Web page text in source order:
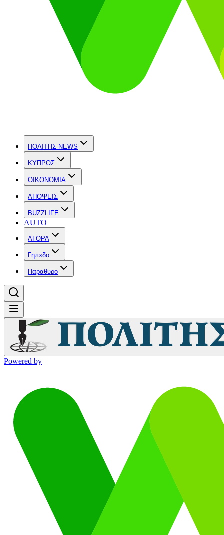
ΠΟΛΙΤΗΣ NEWS
ΚΥΠΡΟΣ
OIKONOMIA
ΑΠΟΨΕΙΣ
BUZZLIFE
AUTO
ΑΓΟΡΑ
Γηπεδο
Παραθυρο
Powered by